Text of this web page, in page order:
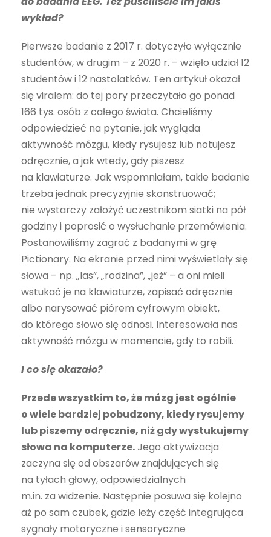
wykład?
Pierwsze badanie z 2017 r. dotyczyło wyłącznie
studentów, w drugim – z 2020 r. – wzięło udział 12
studentów i 12 nastolatków. Ten artykuł okazał
się viralem: do tej pory przeczytało go ponad
166 tys. osób z całego świata. Chcieliśmy
odpowiedzieć na pytanie, jak wygląda
aktywność móz­gu, kiedy rysujesz lub notujesz
odręcznie, a jak wtedy, gdy piszesz
na klawiaturze. Jak wspomniałam, takie badanie
trzeba jednak precyzyjnie skonstruować;
nie wystarczy założyć uczestnikom siatki na pół
godziny i poprosić o wysłuchanie przemówienia.
Postanowiliśmy zagrać z badanymi w grę
Pictionary. Na ekranie przed nimi wyświetlały się
słowa – np. „las”, „rodzina”, „jeż” – a oni mieli
wstukać je na klawiaturze, zapisać odręcznie
albo narysować piórem cyfrowym obiekt,
do którego słowo się odnosi. Interesowała nas
aktywność mózgu w momencie, gdy to robili.
I co się okazało?
Przede wszystkim to, że mózg jest ogólnie
o wiele bardziej pobudzony, kiedy rysujemy
lub piszemy odręcznie, niż gdy wystukujemy
słowa na komputerze.Jego aktywizacja
zaczyna się od obszarów znajdujących się
na tyłach głowy, odpowiedzialnych
m.in. za widzenie. Następnie posuwa się kolejno
aż po sam czubek, gdzie leży część integrująca
sygnały motoryczne i sensoryczne